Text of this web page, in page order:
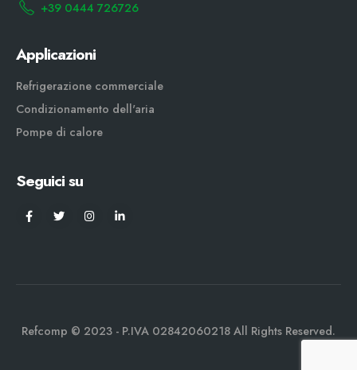
+39 0444 726726
Applicazioni
Refrigerazione commerciale
Condizionamento dell'aria
Pompe di calore
Seguici su
Refcomp © 2023 - P.IVA 02842060218 All Rights Reserved.